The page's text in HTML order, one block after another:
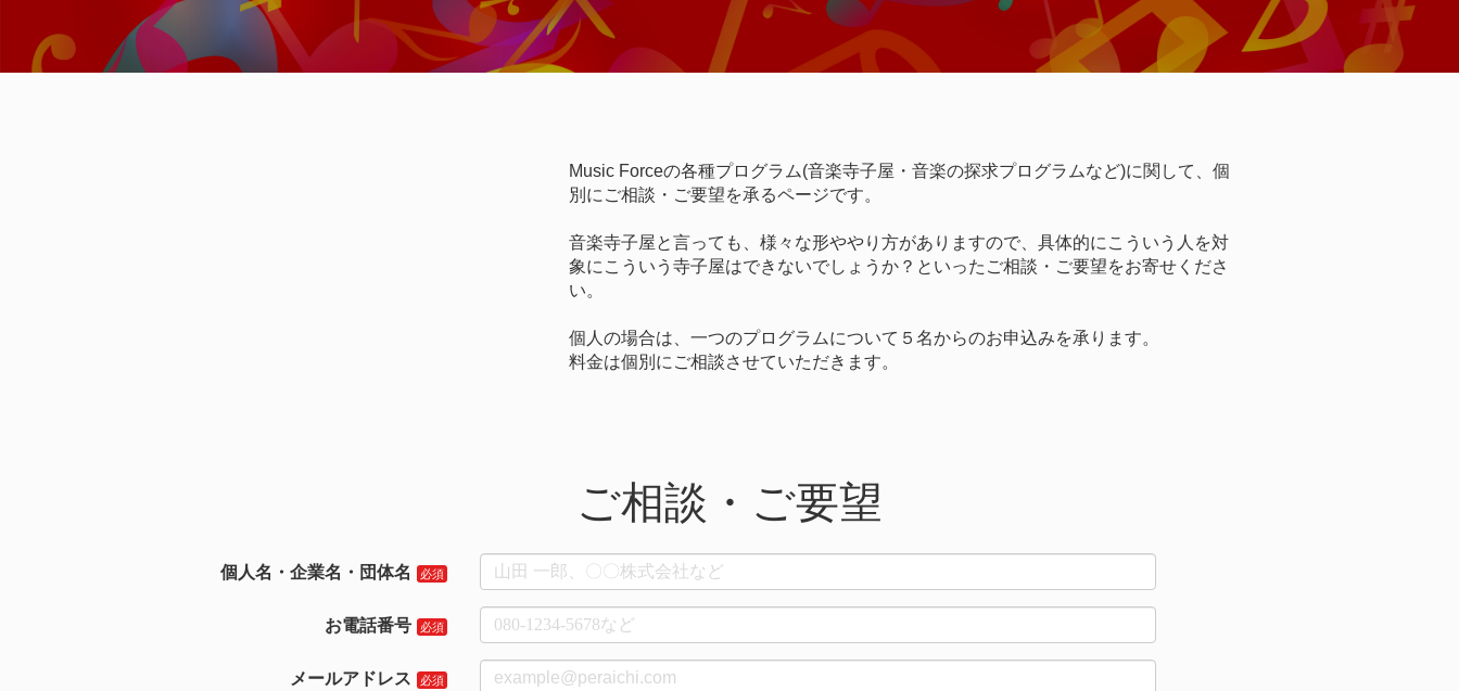
Music Forceの各種プログラム(音楽寺子屋・音楽の探求プログラムなど)に関して、個
別にご相談・ご要望を承るページです。
音楽寺子屋と言っても、様々な形ややり方がありますので、具体的にこういう人を対
象にこういう寺子屋はできないでしょうか？といったご相談・ご要望をお寄せくださ
い。
個人の場合は、一つのプログラムについて５名からのお申込みを承ります。
料金は個別にご相談させていただきます。
ご相談・ご要望
個人名・企業名・団体名
お電話番号
メールアドレス